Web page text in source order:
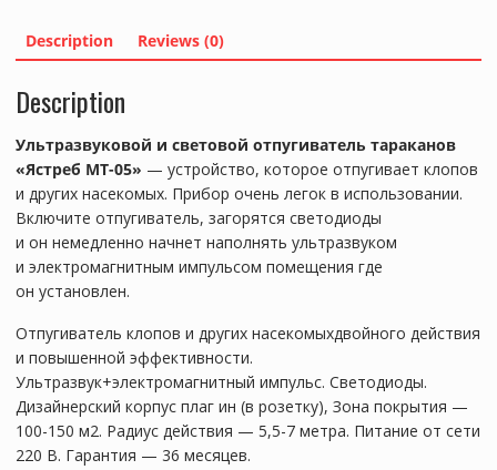
Description Reviews (0)
Description
Ультразвуковой и световой отпугиватель тараканов
«Ястреб МТ-05» — устройство, которое отпугивает клопов
и других насекомых. Прибор очень легок в использовании.
Включите отпугиватель, загорятся светодиоды
и он немедленно начнет наполнять ультразвуком
и электромагнитным импульсом помещения где
он установлен.
Отпугиватель клопов и других насекомыхдвойного действия
и повышенной эффективности.
Ультразвук+электромагнитный импульс. Светодиоды.
Дизайнерский корпус плаг ин (в розетку), Зона покрытия —
100-150 м2. Радиус действия — 5,5-7 метра. Питание от сети
220 В. Гарантия — 36 месяцев.